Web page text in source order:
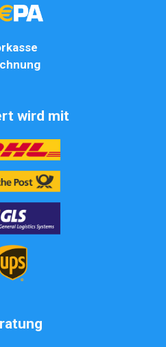
wird mit